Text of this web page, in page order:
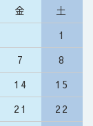
金
土
1
7
8
14
15
21
22